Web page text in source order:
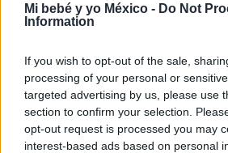
Mi bebé y yo México - Do Not
Information
If you wish to opt-out of the sale,
processing of your personal or
targeted advertising by us, please use
section to confirm your selection.
opt-out request is processed you may
interest-based ads based on personal